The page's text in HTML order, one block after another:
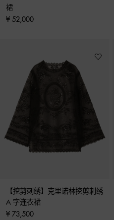
裙
¥ 52,000
【挖剪刺绣】克里诺林挖剪刺绣
A 字连衣裙
¥ 73,500